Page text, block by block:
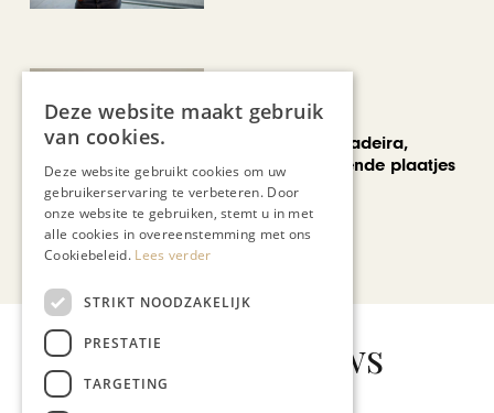
REIZEN
Een week op Madeira,
voorbij de bekende plaatjes
Bekijk alle artikelen
Gerelateerd nieuws
Deze website maakt gebruik
van cookies.
Deze website gebruikt cookies om uw
gebruikerservaring te verbeteren. Door
onze website te gebruiken, stemt u in met
alle cookies in overeenstemming met ons
Cookiebeleid. Lees verder
STRIKT NOODZAKELIJK
PRESTATIE
TARGETING